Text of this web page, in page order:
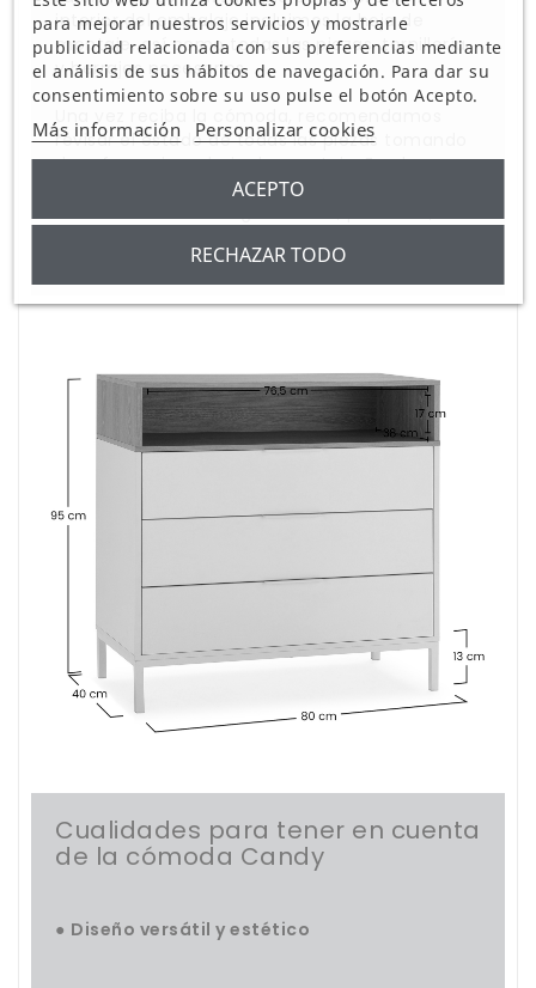
interior del embalaje incluimos la hoja de
montaje, así como todas las piezas, tornillería
y herrajes necesarios.
Una vez reciba la cómoda, recomendamos
revisar el estado de todas las piezas tomando
de referencia su hoja de montaje. En el caso
de que alguna de las piezas haya llegado en
incidencia lo antes posible.
Cualidades para tener en cuenta
de la cómoda Candy
● Diseño versátil y estético
para mejorar nuestros servicios y mostrarle
publicidad relacionada con sus preferencias mediante
el análisis de sus hábitos de navegación. Para dar su
consentimiento sobre su uso pulse el botón Acepto.
Más información Personalizar cookies
RECHAZAR TODO
ACEPTO